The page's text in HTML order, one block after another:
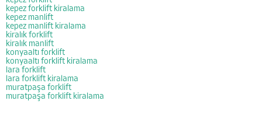
kepez forklift kiralama
kepez manlift
kepez manlift kiralama
kiralık forklift
kiralık manlift
konyaaltı forklift
konyaaltı forklift kiralama
lara forklift
lara forklift kiralama
muratpaşa forklift
muratpaşa forklift kiralama